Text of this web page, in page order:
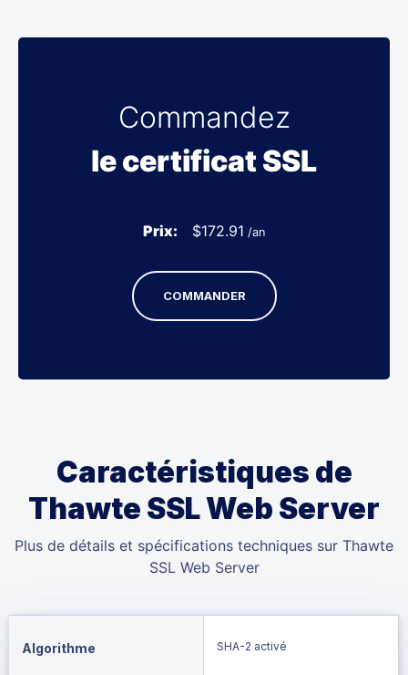
Commandez
le certificat SSL
Prix: $172.91 /an
COMMANDER
Caractéristiques de
Thawte SSL Web Server
Plus de détails et spécifications techniques sur Thawte
SSL Web Server
Algorithme SHA-2 activé